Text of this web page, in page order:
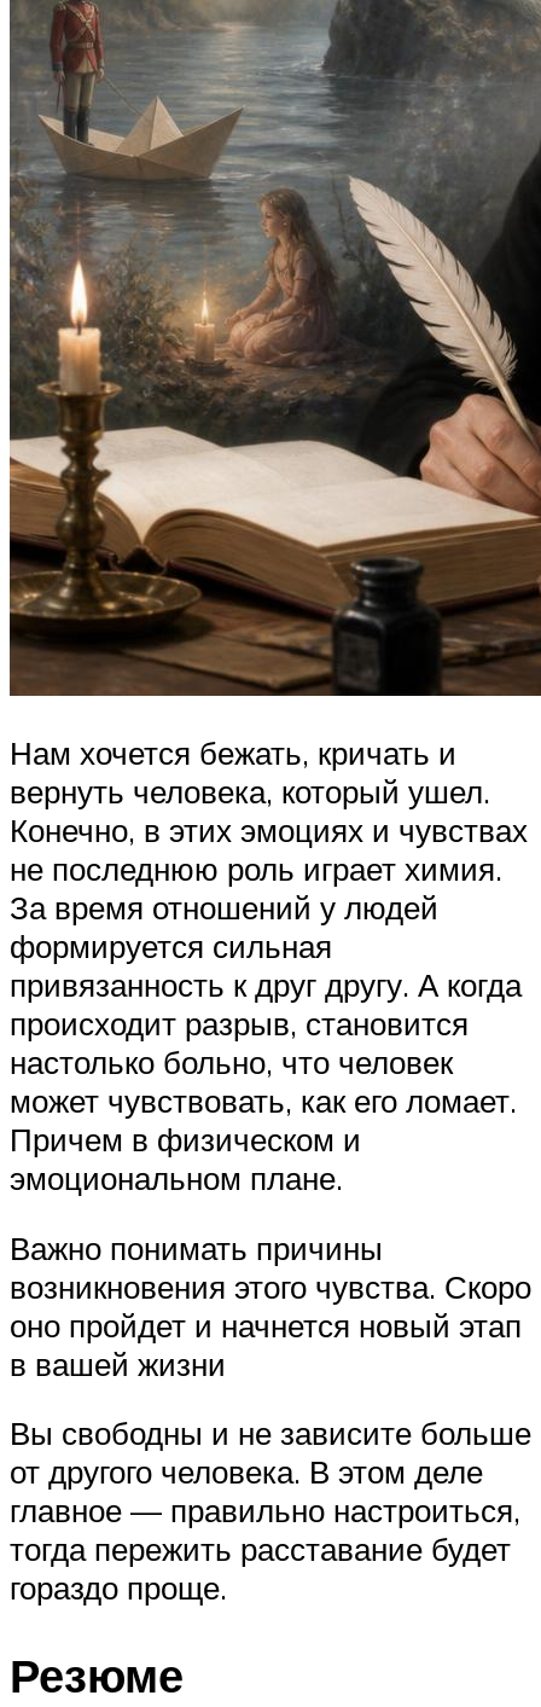
Нам хочется бежать, кричать и
вернуть человека, который ушел.
Конечно, в этих эмоциях и чувствах
не последнюю роль играет химия.
За время отношений у людей
формируется сильная
привязанность к друг другу. А когда
происходит разрыв, становится
настолько больно, что человек
может чувствовать, как его ломает.
Причем в физическом и
эмоциональном плане.
Важно понимать причины
возникновения этого чувства. Скоро
оно пройдет и начнется новый этап
в вашей жизни
Вы свободны и не зависите больше
от другого человека. В этом деле
главное — правильно настроиться,
тогда пережить расставание будет
гораздо проще.
Резюме